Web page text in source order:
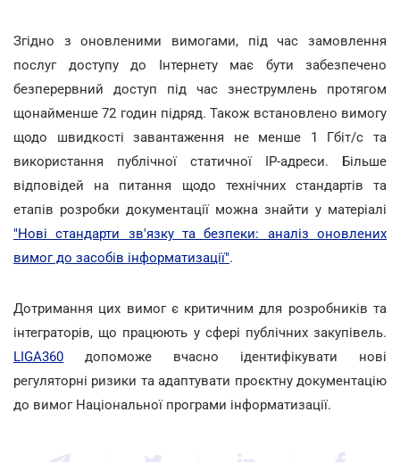
Згідно з оновленими вимогами, під час замовлення
послуг доступу до Інтернету має бути забезпечено
безперервний доступ під час знеструмлень протягом
щонайменше 72 годин підряд. Також встановлено вимогу
щодо швидкості завантаження не менше 1 Гбіт/с та
використання публічної статичної ІР-адреси. Більше
відповідей на питання щодо технічних стандартів та
етапів розробки документації можна знайти у матеріалі
"Нові стандарти зв'язку та безпеки: аналіз оновлених
вимог до засобів інформатизації".
Дотримання цих вимог є критичним для розробників та
інтеграторів, що працюють у сфері публічних закупівель.
LIGA360 допоможе вчасно ідентифікувати нові
регуляторні ризики та адаптувати проєктну документацію
до вимог Національної програми інформатизації.